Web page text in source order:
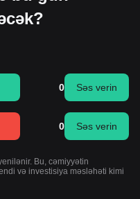
0 Səs verin
0 Səs verin
Bu, cəmiyyətin
və investisiya məsləhəti kimi